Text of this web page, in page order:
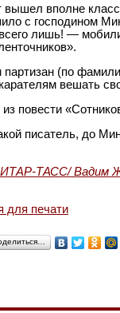
вполне
с господином
лишь! —
партизан (по
вешать
повести
писатель, до
ТАСС/ Вадим
для печати